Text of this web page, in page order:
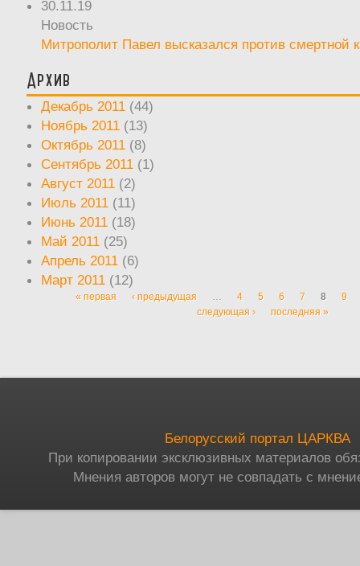
30.11.19
Новость
Митрополит Павел высказался против смертной
Архив
Декабрь 2011 (44)
Ноябрь 2011 (13)
Октябрь 2011 (8)
Сентябрь 2011 (1)
Август 2011 (2)
Июль 2011 (11)
Июнь 2011 (18)
Май 2011 (25)
Апрель 2011 (6)
Март 2011 (12)
Страницы
« первая ‹ предыдущая … 4 5 6 7 8
9
следующая ›
последняя »
Белорусский портал ЦАРКВА
При копировании эксклюзивных материалов
Мнения авторов могут не совпадать с